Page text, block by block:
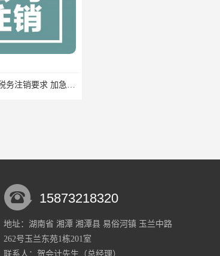
湘潭市岳塘区税务注销要求 加急办理
湘潭市雨湖区快速税务注销 一般纳税人税务申报 一站式服务
15873218320
地址：湖南省 湘潭 湘潭县 易俗河镇 玉兰中路
262号玉兰东苑1栋201室
联系人：贺会计先生 （总经理）